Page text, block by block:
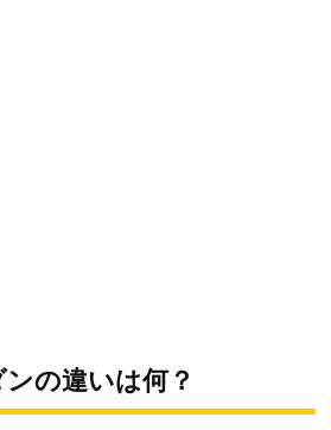
の違いは何？